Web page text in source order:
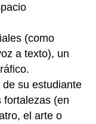
(como
a texto), un
su estudiante
fortalezas (en
el arte o